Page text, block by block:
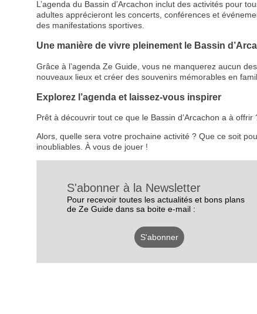
L’agenda du Bassin d’Arcachon inclut des activités pour
adultes apprécieront les concerts, conférences et
des manifestations sportives.
Une manière de vivre pleinement le Bassin
Grâce à l’agenda Ze Guide, vous ne manquerez aucun
nouveaux lieux et créer des souvenirs mémorables en
Explorez l’agenda et laissez-vous inspirer
Prêt à découvrir tout ce que le Bassin d’Arcachon a à
Alors, quelle sera votre prochaine activité ? Que ce soit
inoubliables. À vous de jouer !
S'abonner à la Newsletter
Pour recevoir toutes les actualités et bons plans
de Ze Guide dans sa boite e-mail :
S'abonner